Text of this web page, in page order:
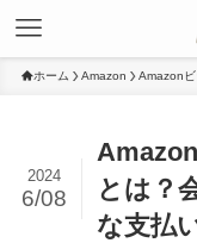
ホーム Amazon Amazonビ
とは？
な支払
2024
6/08